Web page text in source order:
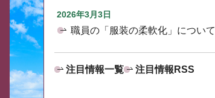
2026年3月3日
職員の「服装の柔軟化」について
注目情報一覧 注目情報RSS